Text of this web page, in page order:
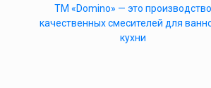
ТМ «Domino» — это производство
качественных смесителей для
кухни